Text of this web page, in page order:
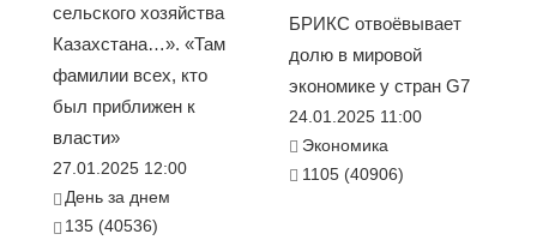
сельского хозяйства
Казахстана…». «Там
фамилии всех, кто
был приближен к
власти»
27.01.2025 12:00
День за днем
135 (40536)
БРИКС отвоёвывает
долю в мировой
экономике у стран G7
24.01.2025 11:00
Экономика
1105 (40906)